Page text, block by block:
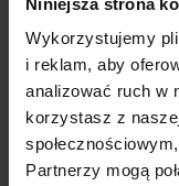
Wykorzystujemy
i reklam, aby
analizować ruch w
korzystasz z
Partnerzy mogą
zajęcie
egzekucyjne, co
nie biegnie, tylko
zakresie były
sądów…